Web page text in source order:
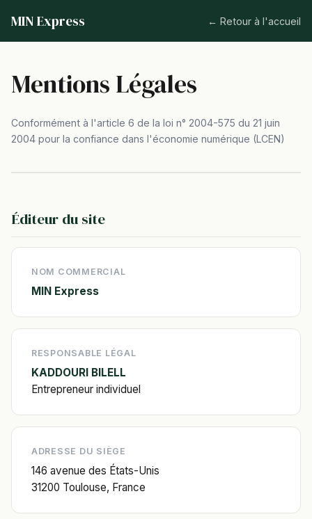
MIN Express ← Retour à l'accueil
Mentions Légales
Conformément à l'article 6 de la loi n° 2004-575 du 21 juin
2004 pour la confiance dans l'économie numérique (LCEN)
Éditeur du site
NOM COMMERCIAL
MIN Express
RESPONSABLE LÉGAL
KADDOURI BILELL
Entrepreneur individuel
ADRESSE DU SIÈGE
146 avenue des États-Unis
31200 Toulouse, France